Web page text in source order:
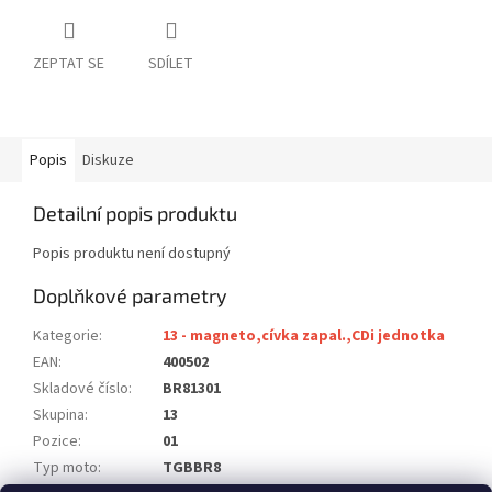
ZEPTAT SE SDÍLET
Popis Diskuze
Detailní popis produktu
Popis produktu není dostupný
Doplňkové parametry
Kategorie:
13 - magneto,cívka zapal.,CDi jednotka
EAN:
400502
Skladové číslo:
BR81301
Skupina:
13
Pozice:
01
Typ moto:
TGBBR8